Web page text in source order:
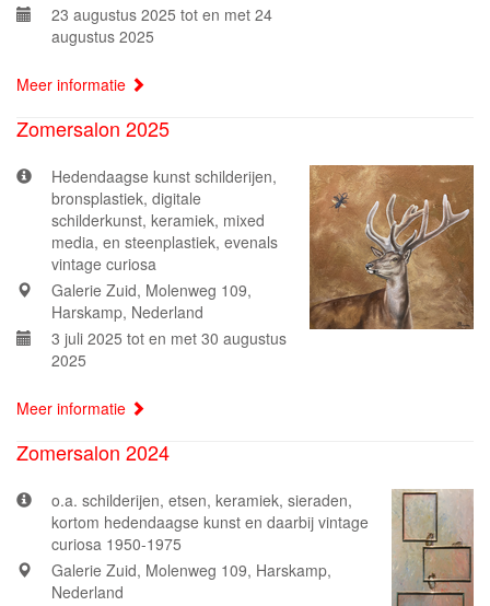
23 augustus 2025 tot en met 24
augustus 2025
Meer informatie
Zomersalon 2025
Hedendaagse kunst schilderijen,
bronsplastiek, digitale
schilderkunst, keramiek, mixed
media, en steenplastiek, evenals
vintage curiosa
Galerie Zuid, Molenweg 109,
Harskamp, Nederland
3 juli 2025 tot en met 30 augustus
2025
Meer informatie
Zomersalon 2024
o.a. schilderijen, etsen, keramiek, sieraden,
kortom hedendaagse kunst en daarbij vintage
curiosa 1950-1975
Galerie Zuid, Molenweg 109, Harskamp,
Nederland